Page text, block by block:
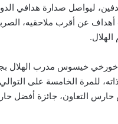
ليواصل صدارة هدافي
26 هدفا، بفارق 4 أهداف عن أقرب ملاحقيه،
خورخي خيسوس مدرب الهلال
للمرة الخامسة على
التعاون، جائزة أفضل